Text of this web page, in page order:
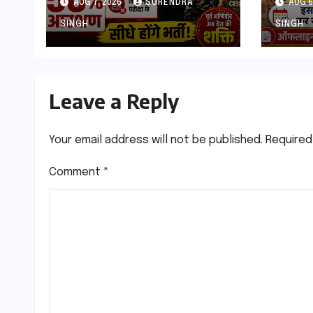
बिना PET-PST और
लिखित परीक्षा के होंगे भर्ती
AUG 7, 2026 SURENDRA
SINGH
कर
AUG
SINGH
Leave a Reply
Your email address will not be published.
Comment *